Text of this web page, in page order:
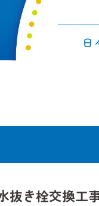
抜き栓交換工